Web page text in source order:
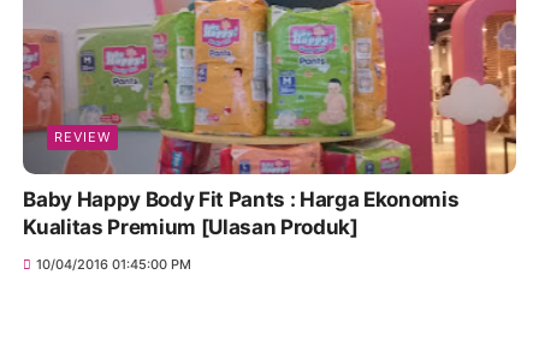
REVIEW
Baby Happy Body Fit Pants : Harga Ekonomis
Kualitas Premium [Ulasan Produk]
10/04/2016 01:45:00 PM